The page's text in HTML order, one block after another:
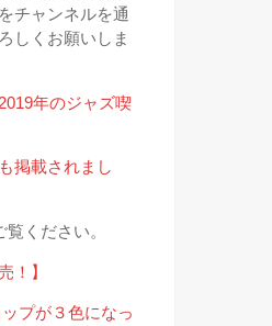
チャンネルを通
しくお願いしま
年のジャズ喫
掲載されまし
ください。
！】
プが３色になっ